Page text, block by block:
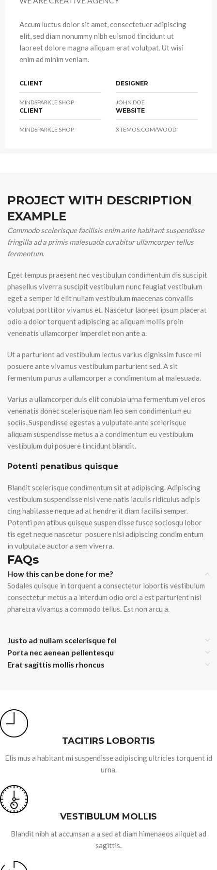
Accum luctus dolor sit amet, consectetuer adipiscing
elit, sed diam nonummy nibh euismod tincidunt ut
laoreet dolore magna aliquam erat volutpat. Ut wisi
enim ad minim veniam.
CLIENT
MINDSPARKLE SHOP
DESIGNER
JOHN DOE
CLIENT
MINDSPARKLE SHOP
WEBSITE
XTEMOS.COM/WOOD
PROJECT WITH DESCRIPTION
EXAMPLE
Commodo scelerisque facilisis enim ante habitant suspendisse
fringilla ad a primis malesuada curabitur ullamcorper tellus
fermentum.
Eget tempus praesent nec vestibulum condimentum dis suscipit
phasellus viverra suscipit vestibulum nunc feugiat vestibulum
eget a semper id elit nullam vestibulum maecenas convallis
volutpat porttitor vivamus et. Nascetur laoreet ipsum placerat
odio a dolor torquent adipiscing ac aliquam mollis proin
venenatis ullamcorper imperdiet non ante a.
Ut a parturient ad vestibulum lectus varius dignissim fusce mi
posuere ante vivamus vestibulum parturient sed. A sit
fermentum purus a ullamcorper a condimentum at malesuada.
Varius a ullamcorper duis elit conubia urna fermentum vel eros
venenatis donec scelerisque nam leo sem condimentum eu
sociis. Suspendisse egestas a vulputate ante scelerisque
aliquam suspendisse metus a a condimentum eu vestibulum
vestibulum dui posuere tincidunt blandit.
Potenti penatibus quisque
Blandit scelerisque condimentum sit at adipiscing. Adipiscing
vestibulum suspendisse nisi vene natis iaculis ridiculus adipis
cing habitasse neque ad at hendrerit diam facilisi semper.
Potenti pen atibus quisque suspen disse fusce sociosqu lobor
tis eget neque nascetur posuere nisi adipiscing condim entum
in vulputate auctor a sem viverra.
FAQs
How this can be done for me?
Sodales quisque in torquent a consectetur lobortis vestibulum
consectetur metus a a interdum odio orci a est parturient nisi
pharetra vivamus a commodo tellus. Est non arcu a.
Justo ad nullam scelerisque fel
Porta nec aenean pellentesqu
Erat sagittis mollis rhoncus
TACITIRS LOBORTIS
Elis mus a habitant mi suspendisse adipiscing ultricies torquent id
urna.
VESTIBULUM MOLLIS
Blandit nibh at accumsan a a sed et diam himenaeos aliquet ad
sagittis.